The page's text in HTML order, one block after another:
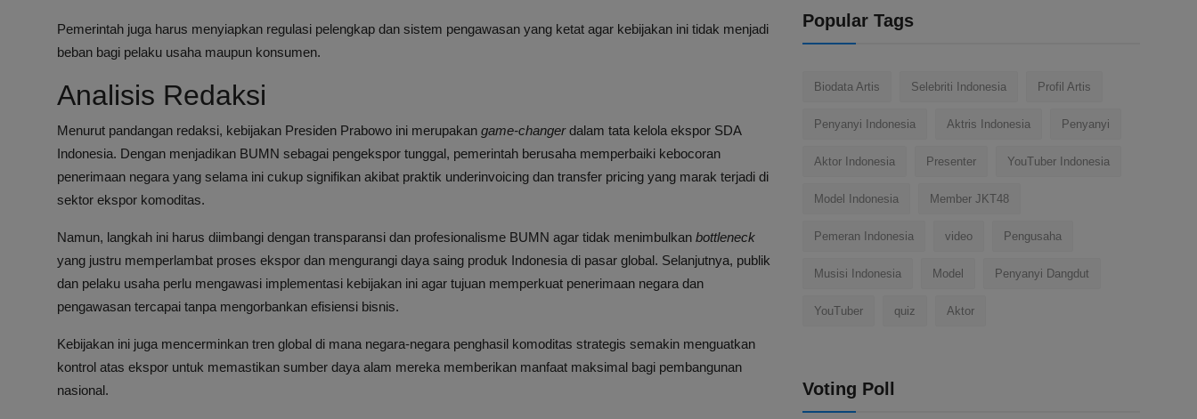
Pemerintah juga harus menyiapkan regulasi pelengkap dan sistem pengawasan yang ketat agar kebijakan ini tidak menjadi
beban bagi pelaku usaha maupun konsumen.
Analisis Redaksi
Menurut pandangan redaksi, kebijakan Presiden Prabowo ini merupakan game-changerdalam tata kelola ekspor SDA
Indonesia. Dengan menjadikan BUMN sebagai pengekspor tunggal, pemerintah berusaha memperbaiki kebocoran
penerimaan negara yang selama ini cukup signifikan akibat praktik underinvoicing dan transfer pricing yang marak terjadi di
sektor ekspor komoditas.
Namun, langkah ini harus diimbangi dengan transparansi dan profesionalisme BUMN agar tidak menimbulkan bottleneck
yang justru memperlambat proses ekspor dan mengurangi daya saing produk Indonesia di pasar global. Selanjutnya, publik
dan pelaku usaha perlu mengawasi implementasi kebijakan ini agar tujuan memperkuat penerimaan negara dan
pengawasan tercapai tanpa mengorbankan efisiensi bisnis.
Kebijakan ini juga mencerminkan tren global di mana negara-negara penghasil komoditas strategis semakin menguatkan
kontrol atas ekspor untuk memastikan sumber daya alam mereka memberikan manfaat maksimal bagi pembangunan
nasional.
Popular Tags
Biodata Artis Selebriti Indonesia Profil Artis
Penyanyi Indonesia Aktris Indonesia Penyanyi
Aktor Indonesia Presenter YouTuber Indonesia
Model Indonesia Member JKT48
Pemeran Indonesia video Pengusaha
Musisi Indonesia Model Penyanyi Dangdut
YouTuber quiz Aktor
Voting Poll